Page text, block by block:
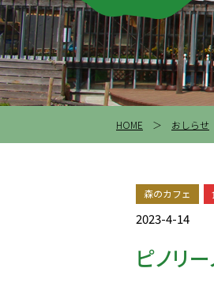
HOME ＞ おしらせ
森のカフェ
2023-4-14
ピノリ